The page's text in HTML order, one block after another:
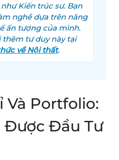
Kiến trúc sư. Bạn
nghề dựa trên năng
ấn tượng của mình.
thêm tư duy này tại
về Nội thất.
Và Portfolio:
Được Đầu Tư